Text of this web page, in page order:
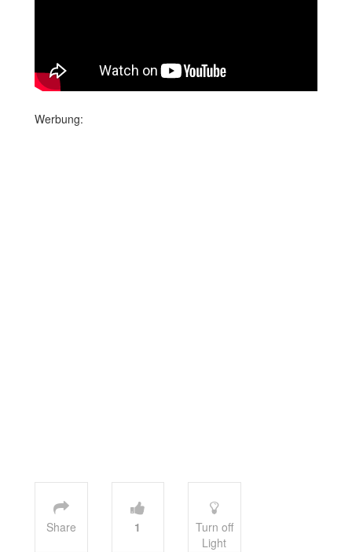
Werbung:
Share 1
Turn off
Light